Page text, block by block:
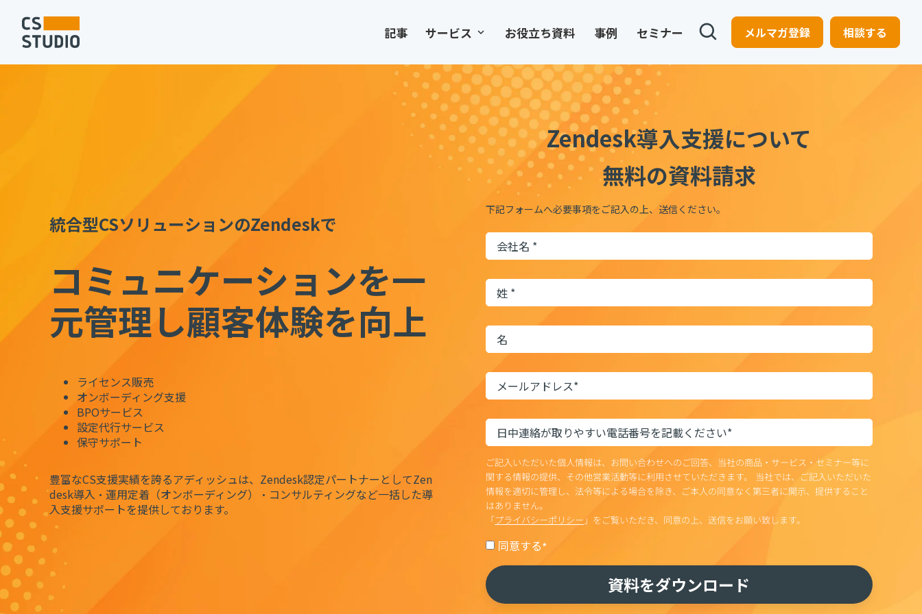
記事 サービス keyboard_arrow_down お役立ち資料 事例 セミナー メルマガ登録 相談する
統合型CSソリューションのZendeskで
コミュニケーションを一
元管理し顧客体験を向上
ライセンス販売
オンボーディング支援
BPOサービス
設定代行サービス
保守サポート
豊富なCS支援実績を誇るアディッシュは、Zendesk認定パートナーとしてZen
desk導入・運用定着（オンボーディング）・コンサルティングなど一括した導
入支援サポートを提供しております。
Zendesk導入支援について
無料の資料請求
下記フォームへ必要事項をご記入の上、送信ください。
ご記入いただいた個人情報は、お問い合わせへのご回答、当社の商品・サービス・セミナー等に
関する情報の提供、その他営業活動等に利用させていただきます。 当社では、ご記入いただいた
情報を適切に管理し、法令等による場合を除き、ご本人の同意なく第三者に開示、提供すること
はありません。
「プライバシーポリシー 」をご覧いただき、同意の上、送信をお願い致します。
同意する*